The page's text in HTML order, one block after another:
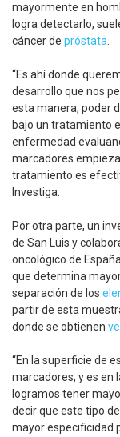
mayormente en
logra detectarlo,
cáncer de próstata
“Es ahí donde
desarrollo que nos
esta manera, poder
bajo un tratamiento
enfermedad
marcadores
tratamiento es
Investiga.
Por otra parte, un
de San Luis y
oncológico de
que determina
separación de los
partir de esta
donde se obtienen
“En la superficie de
marcadores, y es en
logramos tener
decir que este tipo
mayor especificidad